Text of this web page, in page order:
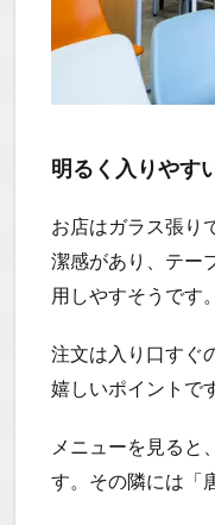
は…？
1.0.4
まと
め：ラ
屋さん
の個性
ー、一
度試す
り！
1.1
場所
You
Tube
明るく入りやす
お店はガラス張り
潔感があり、テー
用しやすそうです。
注文は入り口すぐ
嬉しいポイントで
メニューを見ると
す。その隣には「